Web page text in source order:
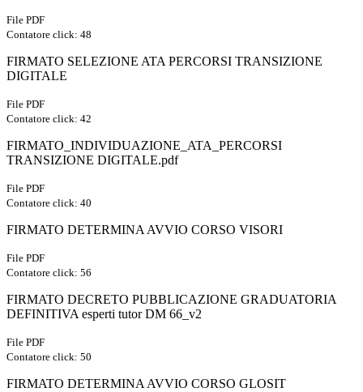
File PDF
Contatore click: 48
FIRMATO SELEZIONE ATA PERCORSI TRANSIZIONE
DIGITALE
File PDF
Contatore click: 42
FIRMATO_INDIVIDUAZIONE_ATA_PERCORSI
TRANSIZIONE DIGITALE.pdf
File PDF
Contatore click: 40
FIRMATO DETERMINA AVVIO CORSO VISORI
File PDF
Contatore click: 56
FIRMATO DECRETO PUBBLICAZIONE GRADUATORIA
DEFINITIVA esperti tutor DM 66_v2
File PDF
Contatore click: 50
FIRMATO DETERMINA AVVIO CORSO GLOSIT